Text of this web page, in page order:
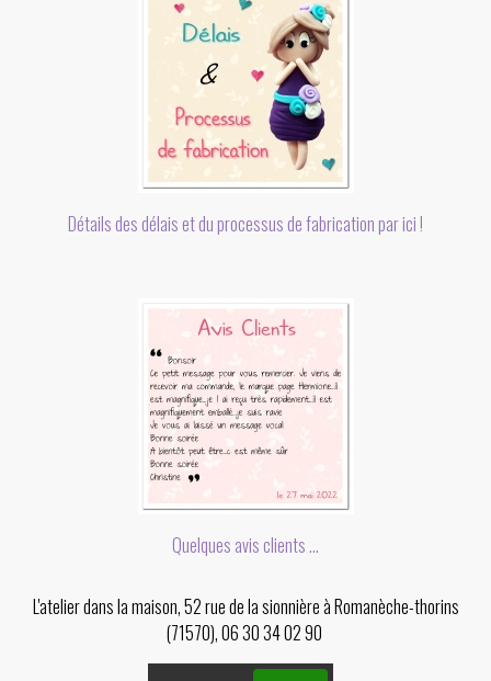
Détails des délais et du processus de fabrication par ici !
Quelques avis clients ...
L'atelier dans la maison, 52 rue de la sionnière à Romanèche-thorins
(71570), 06 30 34 02 90